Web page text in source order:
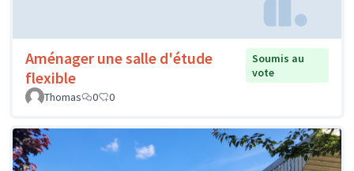
Aménager une salle d'étude
flexible
Soumis au
vote
Thomas
0 0